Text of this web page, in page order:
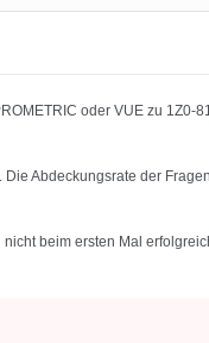
oder VUE zu 1Z0-
Abdeckungsrate der
beim ersten Mal